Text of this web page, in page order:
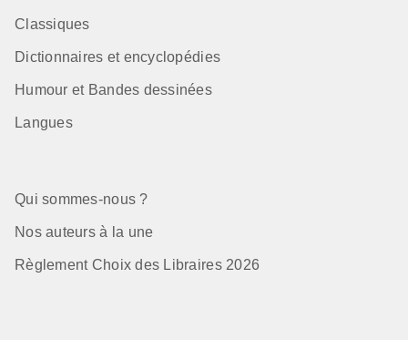
Classiques
Dictionnaires et encyclopédies
Humour et Bandes dessinées
Langues
Qui sommes-nous ?
Nos auteurs à la une
Règlement Choix des Libraires 2026